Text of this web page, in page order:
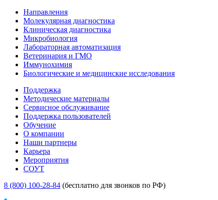
Направления
Молекулярная диагностика
Клиническая диагностика
Микробиология
Лабораторная автоматизация
Ветеринария и ГМО
Иммунохимия
Биологические и медицинские исследования
Поддержка
Методические материалы
Сервисное обслуживание
Поддержка пользователей
Обучение
О компании
Наши партнеры
Карьера
Мероприятия
СОУТ
8 (800) 100-28-84 (бесплатно для звонков по РФ)